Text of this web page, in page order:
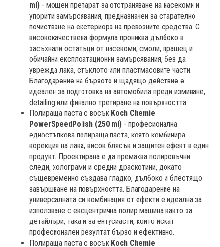
ml) - мощен препарат за отстраняване на насекоми и
упорити замърсявания, предназначен за старателно
почистване на екстериора на превозните средства. С
висококачествена формула прониква дълбоко в
засъхнали остатъци от насекоми, смоли, прашец и
обичайни експлоатационни замърсявания, без да
уврежда лака, стъклото или пластмасовите части.
Благодарение на бързото и щадящо действие е
идеален за подготовка на автомобила преди измиване,
detailing или финално третиране на повърхността.
Полираща паста с восък Koch Chemie
PowerSpeedPolish (250 ml) - професионална
едностъпкова полираща паста, която комбинира
корекция на лака, висок блясък и защитен ефект в един
продукт. Проектирана е да премахва полировъчни
следи, холограми и средни драскотини, докато
същевременно създава гладко, дълбоко и блестящо
завършване на повърхността. Благодарение на
универсалната си комбинация от ефекти е идеална за
използване с ексцентрична полир машина както за
детайлъри, така и за ентусиасти, които искат
професионален резултат бързо и ефективно.
Полираща паста с восък Koch Chemie